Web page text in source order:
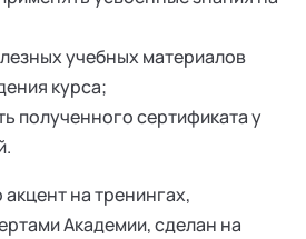
учебных материалов
курса;
полученного сертификата у
на тренингах,
Академии, сделан на